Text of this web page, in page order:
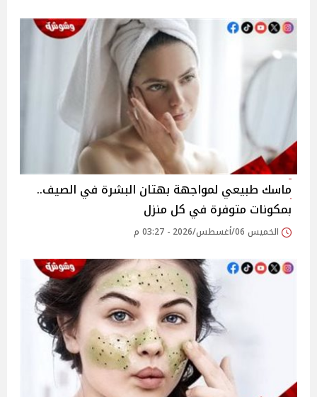
ماسك طبيعي لمواجهة بهتان البشرة في الصيف..
بمكونات متوفرة في كل منزل
الخميس 06/أغسطس/2026 - 03:27 م